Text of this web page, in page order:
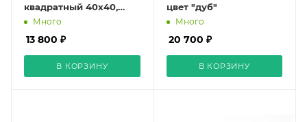
квадратный 40х40,
H60, цвет "дуб"
Много
13 800 ₽
В КОРЗИНУ
цвет "дуб"
Много
20 700 ₽
В КОРЗИНУ